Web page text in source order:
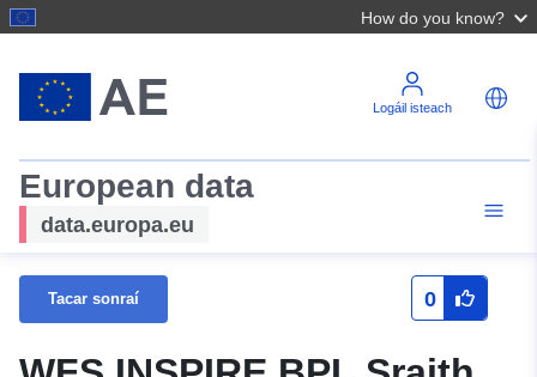
How do you know?
Logáil isteach
European data
data.europa.eu
Tacar sonraí 0